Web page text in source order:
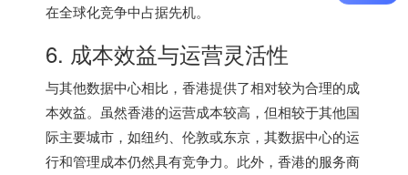
在全球化竞争中占据先机。
6. 成本效益与运营灵活性
与其他数据中心相比，香港提供了相对较为合理的成
本效益。虽然香港的运营成本较高，但相较于其他国
际主要城市，如纽约、伦敦或东京，其数据中心的运
行和管理成本仍然具有竞争力。此外，香港的服务商